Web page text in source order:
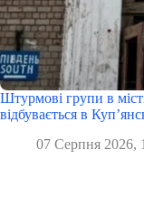
Штурмові групи в
відбувається в
07 Серпня 2026,